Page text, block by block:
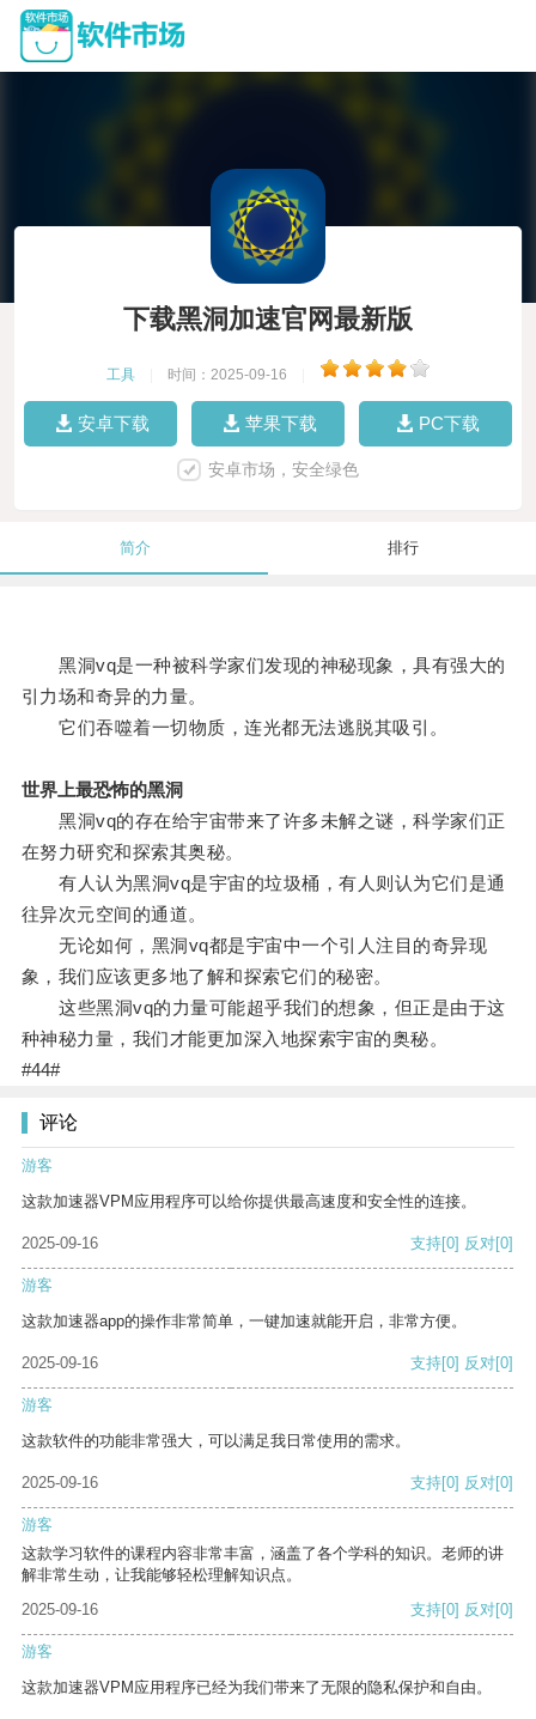
下载黑洞加速官网最新版
工具 时间：2025-09-16
安卓下载 苹果下载 PC下载
安卓市场，安全绿色
简介 排行
黑洞vq是一种被科学家们发现的神秘现象，具有强大的
引力场和奇异的力量。
它们吞噬着一切物质，连光都无法逃脱其吸引。
世界上最恐怖的黑洞
黑洞vq的存在给宇宙带来了许多未解之谜，科学家们正
在努力研究和探索其奥秘。
有人认为黑洞vq是宇宙的垃圾桶，有人则认为它们是通
往异次元空间的通道。
无论如何，黑洞vq都是宇宙中一个引人注目的奇异现
象，我们应该更多地了解和探索它们的秘密。
这些黑洞vq的力量可能超乎我们的想象，但正是由于这
种神秘力量，我们才能更加深入地探索宇宙的奥秘。
#44#
评论
游客
这款加速器VPM应用程序可以给你提供最高速度和安全性的连接。
2025-09-16 支持[0] 反对[0]
游客
这款加速器app的操作非常简单，一键加速就能开启，非常方便。
2025-09-16 支持[0] 反对[0]
游客
这款软件的功能非常强大，可以满足我日常使用的需求。
2025-09-16 支持[0] 反对[0]
游客
这款学习软件的课程内容非常丰富，涵盖了各个学科的知识。老师的讲
解非常生动，让我能够轻松理解知识点。
2025-09-16
支持[0] 反对[0]
游客
这款加速器VPM应用程序已经为我们带来了无限的隐私保护和自由。